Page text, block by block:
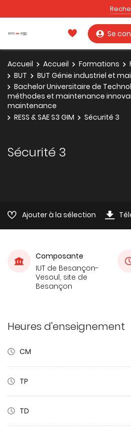
Se
Accueil Accueil Formations
BUT
BUT Génie industriel et
Bachelor Universitaire de
méthodes et maintenance
maintenance
RESS & SAE S3 GIM
Sécurité 3
Sécurité 3
Ajouter à la sélection
Composante
IUT de Besançon-
Vesoul, site de
Besançon
Heures d'enseignement
CM
TP
TD